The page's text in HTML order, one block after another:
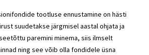
tootluse ennustamine on hästi
suudetakse järgmisel aastal ohjata ja
paremini minema, siis ilmselt
ning see võib olla fondidele üsna